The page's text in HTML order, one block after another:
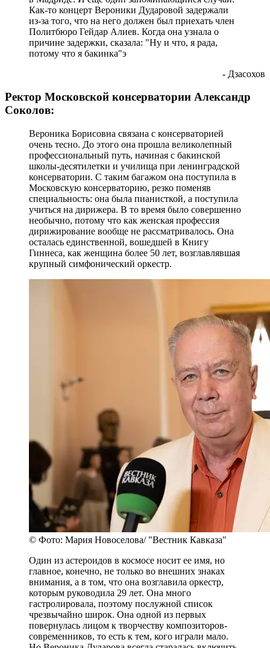
Как-то концерт Вероники Дударовой задержали
из-за того, что на него должен был приехать член
Политбюро Гейдар Алиев. Когда она узнала о
причине задержки, сказала: "Ну и что, я рада,
потому что я бакинка"э
- Дзасохов
Ректор Московской консерватории Александр
Соколов:
Вероника Борисовна связана с консерваторией
очень тесно. До этого она прошла великолепный
профессиональный путь, начиная с бакинской
школы-десятилетки и училища при ленинградской
консерватории. С таким багажом она поступила в
Московскую консерваторию, резко поменяв
специальность: она была пианисткой, а поступила
учиться на дирижера. В то время было совершенно
необычно, потому что как женская профессия
дирижирование вообще не рассматривалось. Она
осталась единственной, вошедшей в Книгу
Гиннеса, как женщина более 50 лет, возглавлявшая
крупный симфонический оркестр.
© Фото: Мария Новоселова/ "Вестник Кавказа"
Один из астероидов в космосе носит ее имя, но
главное, конечно, не только во внешних знаках
внимания, а в том, что она возглавила оркестр,
которым руководила 29 лет. Она много
гастролировала, поэтому послужной список
чрезвычайно широк. Она одной из первых
повернулась лицом к творчеству композиторов-
современников, то есть к тем, кого играли мало.